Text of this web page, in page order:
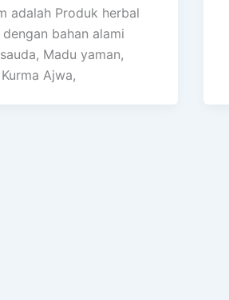
adalah Produk herbal
bahan alami
Madu yaman,
Ajwa,